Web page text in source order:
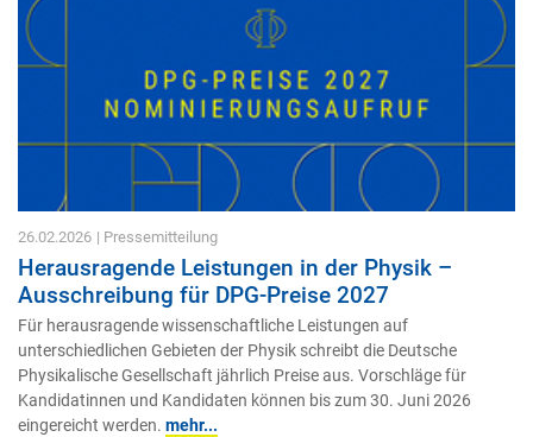
26.02.2026 | Pressemitteilung
Herausragende Leistungen in der Physik –
Ausschreibung für DPG-Preise 2027
Für herausragende wissenschaftliche Leistungen auf
unterschiedlichen Gebieten der Physik schreibt die Deutsche
Physikalische Gesellschaft jährlich Preise aus. Vorschläge für
Kandidatinnen und Kandidaten können bis zum 30. Juni 2026
eingereicht werden. mehr...